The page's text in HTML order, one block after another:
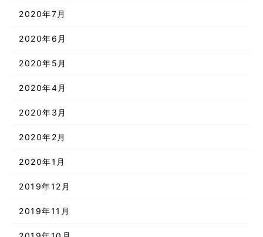
2020年7月
2020年6月
2020年5月
2020年4月
2020年3月
2020年2月
2020年1月
2019年12月
2019年11月